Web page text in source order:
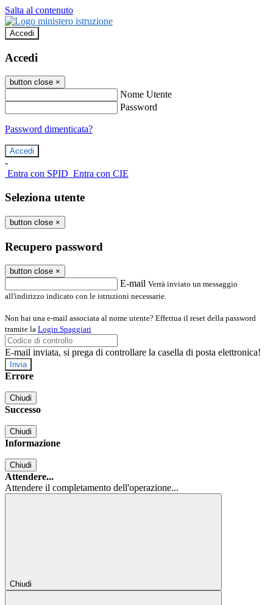
Salta al contenuto
Accedi
Accedi
button close ×
Nome Utente
Password
Password dimenticata?
-
Entra con SPID Entra con CIE
Seleziona utente
button close ×
Recupero password
button close ×
E-mail Verrà inviato un messaggio
all'indirizzo indicato con le istruzioni necessarie.
Non hai una e-mail associata al nome utente? Effettua il reset della password
tramite la Login Spaggiari
E-mail inviata, si prega di controllare la casella di posta elettronica!
Errore
Chiudi
Successo
Chiudi
Informazione
Chiudi
Attendere...
Attendere il completamento dell'operazione...
Chiudi